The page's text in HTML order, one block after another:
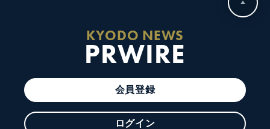
KYODO NEWS
PRWIRE
会員登録
ログイン